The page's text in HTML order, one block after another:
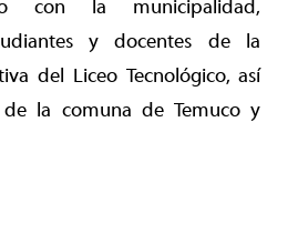
con la municipalidad,
y docentes de la
del Liceo Tecnológico, así
la comuna de Temuco y